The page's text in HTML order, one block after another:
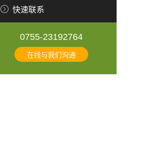
快速联系
0755-23192764
在线与我们沟通